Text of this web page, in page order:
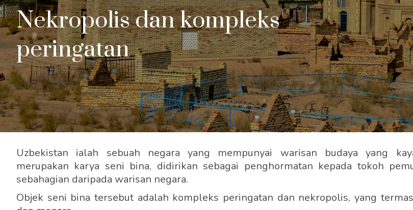
Nekropolis dan kompleks
peringatan
Uzbekistan ialah sebuah negara yang mempunyai warisan budaya yang
merupakan karya seni bina, didirikan sebagai penghormatan kepada tokoh
sebahagian daripada warisan negara.
Objek seni bina tersebut adalah kompleks peringatan dan nekropolis, yang